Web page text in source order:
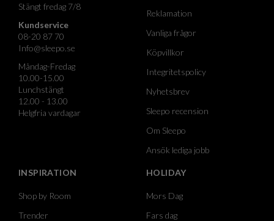
Stängt fredag 7/8
Kundservice
08-20 87 70
Info@sleepo.se
Måndag-Fredag
10.00-15.00
Lunchstängt
12.00 - 13.00
Helgfria vardagar
Reklamation
Vanliga frågor
Köpvillkor
Integritetspolicy
Nyhetsbrev
Sleepo recension
Om Sleepo
Ansök lediga jobb
INSPIRATION
Shop by Room
Trender
HOLIDAY
Mors Dag
Fars dag